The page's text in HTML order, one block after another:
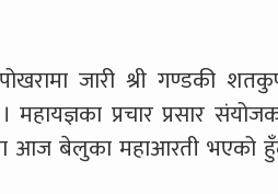
जारी श्री गण्डकी
महायज्ञका प्रचार प्रसार
आज बेलुका महाआरती भएको